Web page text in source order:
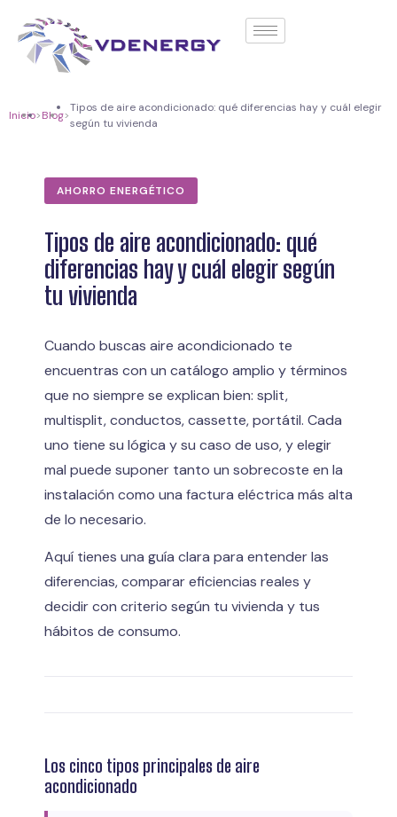
Inicio>Blog>
Tipos de aire acondicionado: qué diferencias hay y cuál elegir
según tu vivienda
AHORRO ENERGÉTICO
Tipos de aire acondicionado: qué
diferencias hay y cuál elegir según
tu vivienda
Cuando buscas aire acondicionado te
encuentras con un catálogo amplio y términos
que no siempre se explican bien: split,
multisplit, conductos, cassette, portátil. Cada
uno tiene su lógica y su caso de uso, y elegir
mal puede suponer tanto un sobrecoste en la
instalación como una factura eléctrica más alta
de lo necesario.
Aquí tienes una guía clara para entender las
diferencias, comparar eficiencias reales y
decidir con criterio según tu vivienda y tus
hábitos de consumo.
Los cinco tipos principales de aire
acondicionado